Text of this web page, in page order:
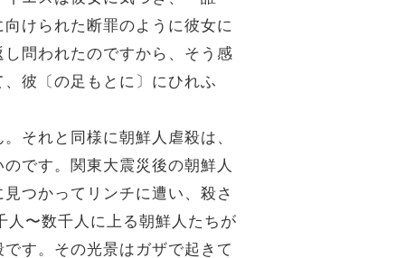
けられた断罪のように彼女に
問われたのですから、そう感
彼〔の足もとに〕にひれふ
それと同様に朝鮮人虐殺は、
です。関東大震災後の朝鮮人
つかってリンチに遭い、殺さ
人〜数千人に上る朝鮮人たちが
す。その光景はガザで起きて